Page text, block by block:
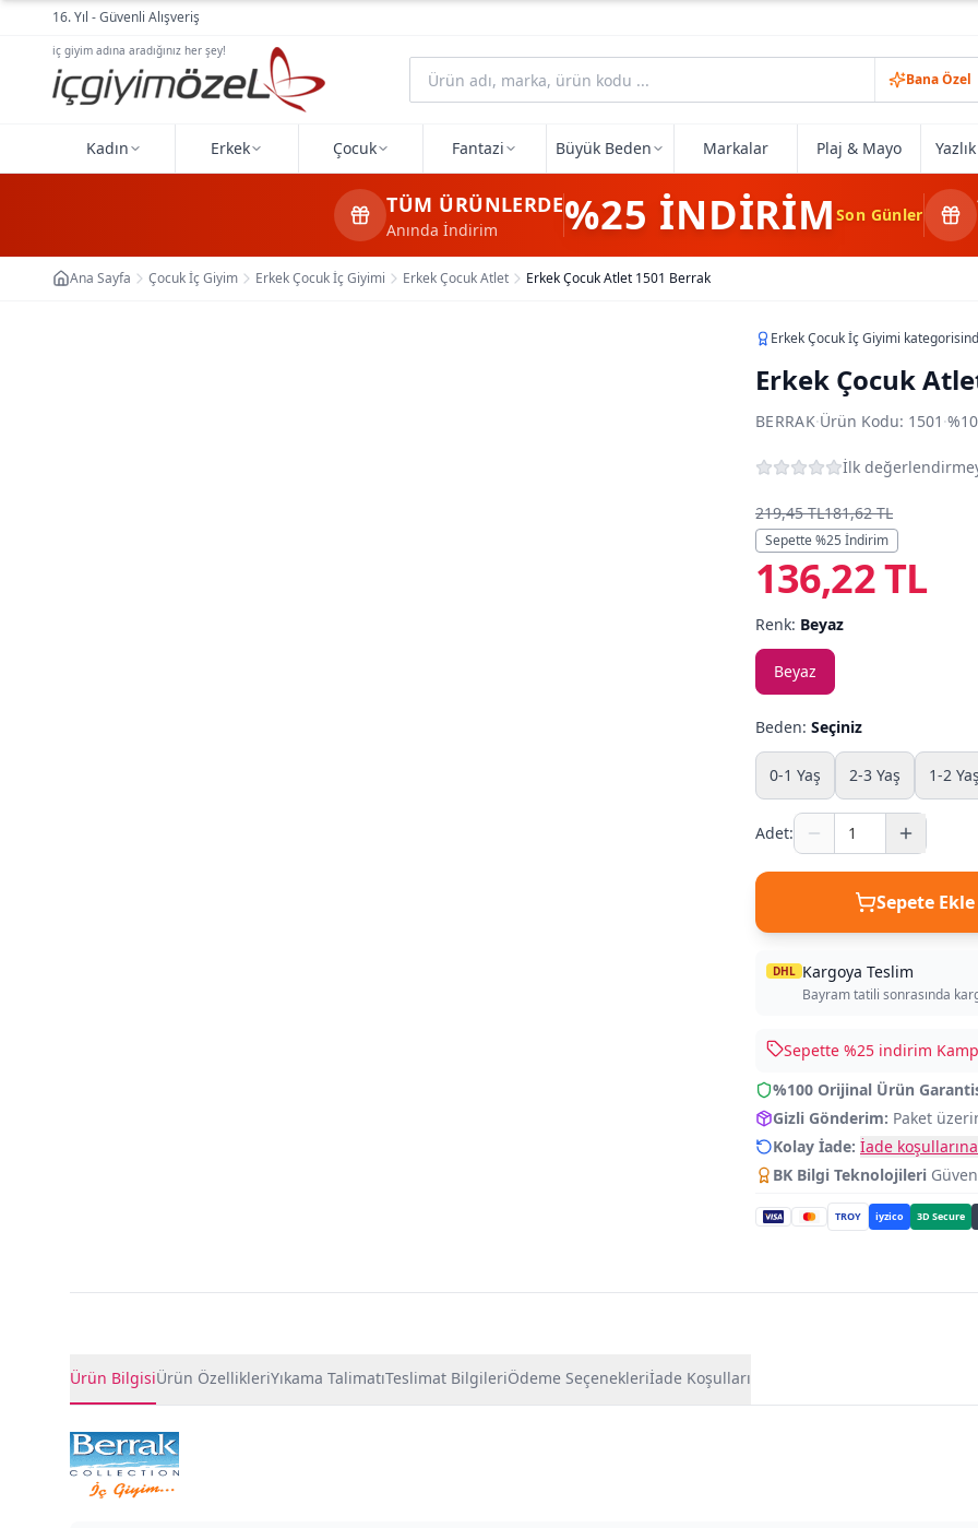
Ana içeriğe geç16. Yıl - Güvenli Alışveriş
iç giyim adına aradığınız her şey!
Bana Özel
Kadın Erkek Çocuk Fantazi Büyük Beden Markalar Plaj & Mayo
TÜM ÜRÜNLERDE
Anında İndirim %25 İNDİRİMSon Günler
Ana Sayfa Çocuk İç Giyim Erkek Çocuk İç Giyimi Erkek Çocuk Atlet Erkek Çocuk Atlet 1501 Berrak
Erkek Çocuk İç Giyimi
Erkek Çocuk
BERRAK·Ürün Kodu: 1501 ·
İlk
219,45 TL181,62 TL
Sepette %25 İndirim
136,22 TL
Renk: Beyaz
Beyaz
Beden: Seçiniz
0-1 Yaş 2-3 Yaş 1-2
Adet:
Sepete Ekle
DHL Kargoya Teslim
Bayram tatili sonrasında
Sepette %25 indirim
%100 Orijinal Ürün
Gizli Gönderim: Paket
Kolay İade: İade koşullarına
BK Bilgi Teknolojileri
TROY iyzico 3D Secure
Ürün BilgisiÜrün ÖzellikleriYıkama TalimatıTeslimat BilgileriÖdeme Seçenekleriİade Koşulları